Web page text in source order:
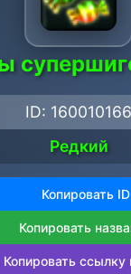
ID: 160010166
Редкий
Копировать ID
Копировать
Копировать ссылку